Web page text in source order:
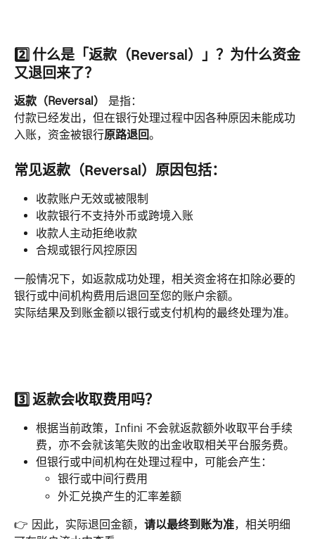
2️⃣ 什么是「返款（Reversal）」？为什么资金
又退回来了？
返款（Reversal）
是指：
付款已经发出，但在银行处理过程中因各种原因未能成功
入账，资金被银行原路退回。
常见返款（Reversal）原因包括：
收款账户无效或被限制
收款银行不支持外币或跨境入账
收款人主动拒绝收款
合规或银行风控原因
一般情况下，如返款成功处理，相关资金将在扣除必要的
银行或中间机构费用后退回至您的账户余额。
实际结果及到账金额以银行或支付机构的最终处理为准。
3️⃣ 返款会收取费用吗？
根据当前政策，Infini 不会就返款额外收取平台手续
费，亦不会就该笔失败的出金收取相关平台服务费。
但银行或中间机构在处理过程中，可能会产生：
银行或中间行费用
外汇兑换产生的汇率差额
👉 因此，实际退回金额， 请以最终到账为准，相关明细